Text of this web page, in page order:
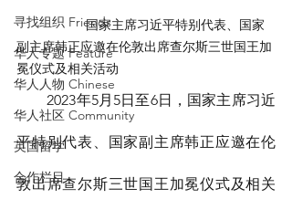
寻找组织 Friends
华人专题 Feature
华人人物 Chinese
华人社区 Community
英国留学
合作栏目
                   国家主席习近平特别代表、国家
副主席韩正应邀在伦敦出席查尔斯三世国王加
冕仪式及相关活动
        2023年5月5日至6日，国家主席习近
平特别代表、国家副主席韩正应邀在伦
敦出席查尔斯三世国王加冕仪式及相关